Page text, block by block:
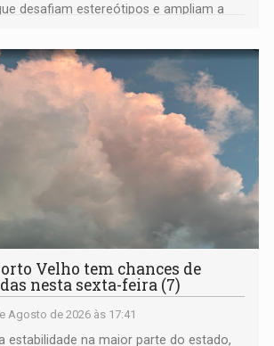
desafiam estereótipos e ampliam a
Velho tem chances de
nesta sexta-feira (7)
Agosto de 2026 às 17:41
estabilidade na maior parte do estado,